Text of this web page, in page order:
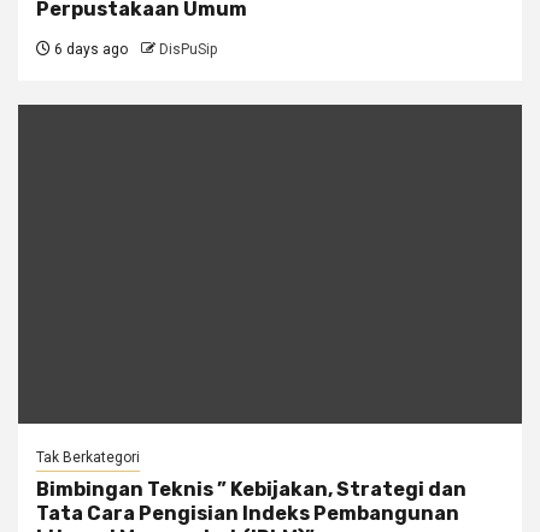
Perpustakaan Umum
6 days ago DisPuSip
Tak Berkategori
Bimbingan Teknis ” Kebijakan, Strategi dan
Tata Cara Pengisian Indeks Pembangunan